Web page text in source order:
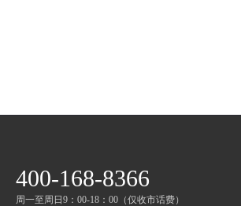
400-168-8366
周一至周日9：00-18：00（仅收市话费）